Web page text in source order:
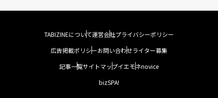
TABIZINEについて運営会社プライバシーポリシー
広告掲載ポリシーお問い合わせライター募集
記事一覧サイトマップイエモネnovice
bizSPA!